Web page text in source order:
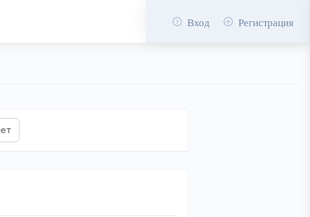
Вход Регистрация